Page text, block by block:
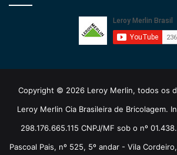
Copyright © 2026 Leroy Merlin, todos os
Leroy Merlin Cia Brasileira de Bricolagem.
298.176.665.115 CNPJ/MF sob o nº
Pascoal Pais, nº 525, 5º andar - Vila